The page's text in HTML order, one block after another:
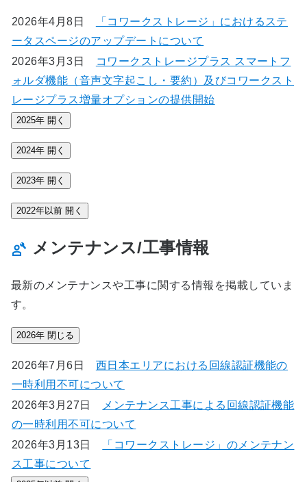
2026年4月8日
「コワークストレージ」におけるステ
ータスページのアップデートについて
2026年3月3日
コワークストレージプラス スマートフ
ォルダ機能（音声文字起こし・要約）及びコワークスト
レージプラス増量オプションの提供開始
2025年 開く
2024年 開く
2023年 開く
2022年以前 開く
メンテナンス/工事情報
最新のメンテナンスや工事に関する情報を掲載していま
す。
2026年 閉じる
2026年7月6日 西日本エリアにおける回線認証機能の
一時利用不可について
2026年3月27日
メンテナンス工事による回線認証機能
の一時利用不可について
2026年3月13日
「コワークストレージ」のメンテナン
ス工事について